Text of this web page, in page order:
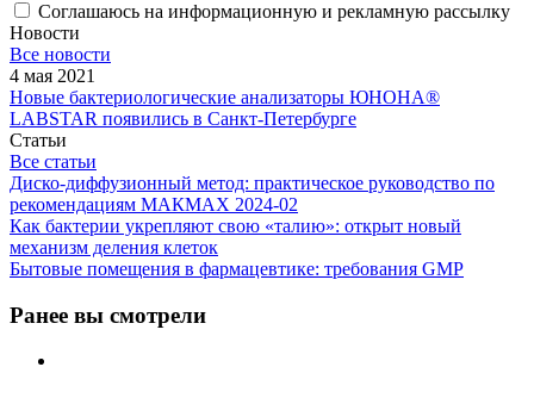
Соглашаюсь на информационную и рекламную рассылку
Новости
Все новости
4 мая 2021
Новые бактериологические анализаторы ЮНОНА®
LABSTAR появились в Санкт-Петербурге
Статьи
Все статьи
Диско-диффузионный метод: практическое руководство по
рекомендациям МАКМАХ 2024-02
Как бактерии укрепляют свою «талию»: открыт новый
механизм деления клеток
Бытовые помещения в фармацевтике: требования GMP
Ранее вы смотрели